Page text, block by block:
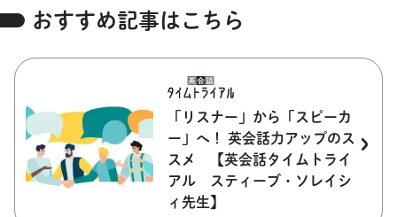
おすすめ記事はこちら
「リスナー」から「スピーカ
ー」へ！ 英会話力アップのス
スメ 【英会話タイムトライ
アル スティーブ・ソレイシ
ィ先生】